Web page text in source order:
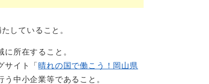
していること。
所在すること。
イト「 晴れの国で働こう！岡山県
う中小企業等であること。